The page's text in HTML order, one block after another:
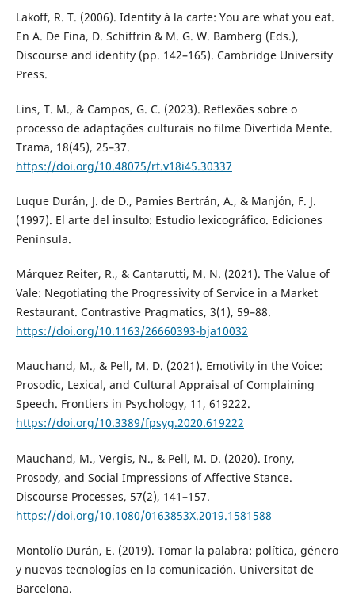
Lakoff, R. T. (2006). Identity à la carte: You are what you eat.
En A. De Fina, D. Schiffrin & M. G. W. Bamberg (Eds.),
Discourse and identity (pp. 142–165). Cambridge University
Press.
Lins, T. M., & Campos, G. C. (2023). Reflexões sobre o
processo de adaptações culturais no filme Divertida Mente.
Trama, 18(45), 25–37.
https://doi.org/10.48075/rt.v18i45.30337
Luque Durán, J. de D., Pamies Bertrán, A., & Manjón, F. J.
(1997). El arte del insulto: Estudio lexicográfico. Ediciones
Península.
Márquez Reiter, R., & Cantarutti, M. N. (2021). The Value of
Vale: Negotiating the Progressivity of Service in a Market
Restaurant. Contrastive Pragmatics, 3(1), 59–88.
https://doi.org/10.1163/26660393-bja10032
Mauchand, M., & Pell, M. D. (2021). Emotivity in the Voice:
Prosodic, Lexical, and Cultural Appraisal of Complaining
Speech. Frontiers in Psychology, 11, 619222.
https://doi.org/10.3389/fpsyg.2020.619222
Mauchand, M., Vergis, N., & Pell, M. D. (2020). Irony,
Prosody, and Social Impressions of Affective Stance.
Discourse Processes, 57(2), 141–157.
https://doi.org/10.1080/0163853X.2019.1581588
Montolío Durán, E. (2019). Tomar la palabra: política, género
y nuevas tecnologías en la comunicación. Universitat de
Barcelona.